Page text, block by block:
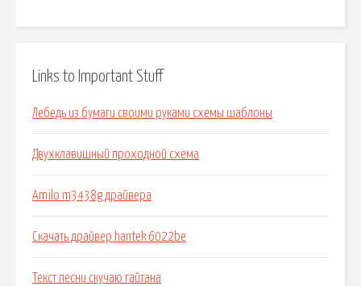
Links to Important Stuff
Лебедь из бумаги своими руками схемы шаблоны
Двухклавишный проходной схема
Amilo m3438g драйвера
Скачать драйвер hantek 6022be
Текст песни скучаю гайтана